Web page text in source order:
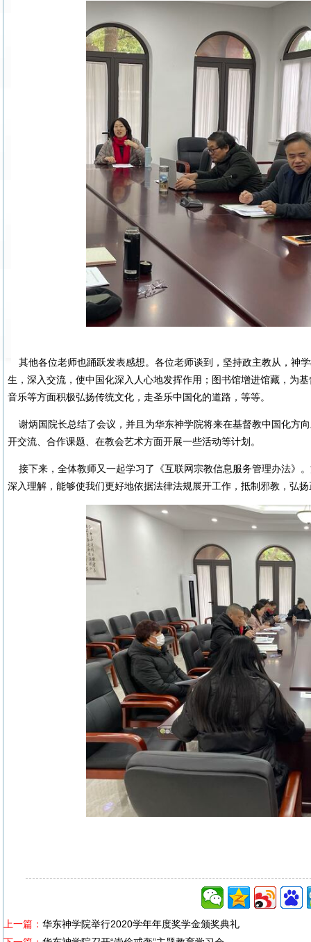
其他各位老师也踊跃发表感想。各位老师谈到，坚持政主教从，神
生，深入交流，使中国化深入人心地发挥作用；图书馆增进馆藏，为
音乐等方面积极弘扬传统文化，走圣乐中国化的道路，等等。
谢炳国院长总结了会议，并且为华东神学院将来在基督教中国化方
开交流、合作课题、在教会艺术方面开展一些活动等计划。
接下来，全体教师又一起学习了《互联网宗教信息服务管理办法》
深入理解，能够使我们更好地依据法律法规展开工作，抵制邪教，弘
上一篇： 华东神学院举行2020学年年度奖学金颁奖典礼